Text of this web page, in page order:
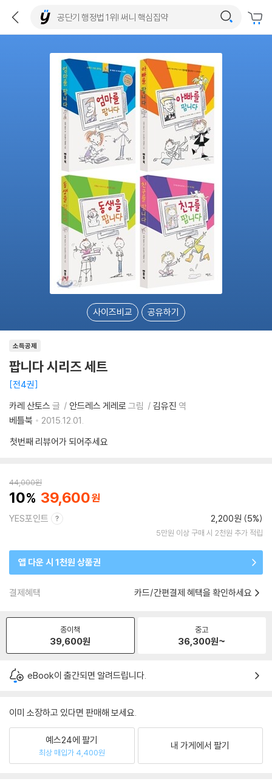
사이즈비교 공유하기
소득공제
팝니다 시리즈 세트
전4권
카레 산토스 글 안드레스 게레로 그림 김유진 역
베틀북
2015.12.01.
첫번째 리뷰어가 되어주세요
44,000원
10 39,600
YES포인트 2,200원 (5%)
5만원 이상 구매 시 2천원 추가 적립
앱 다운 시 1천원 상품권
결제혜택 카드/간편결제 혜택을 확인하세요
종이책
39,600원
중고
36,300원~
eBook이 출간되면 알려드립니다.
이미 소장하고 있다면 판매해 보세요.
예스24에 팔기
최상 매입가 4,400원
내 가게에서 팔기